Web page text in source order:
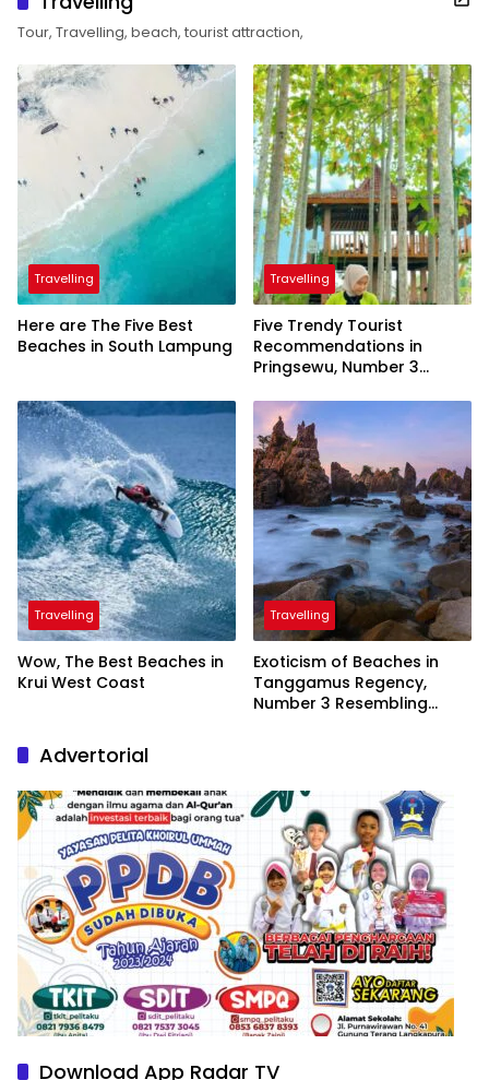
Tour, Travelling, beach, tourist attraction,
Travelling
Here are The Five Best
Beaches in South Lampung
Travelling
Five Trendy Tourist
Recommendations in
Pringsewu, Number 3
President
Travelling
Wow, The Best Beaches in
Krui West Coast
Travelling
Exoticism of Beaches in
Tanggamus Regency,
Number 3 Resembling
Advertorial
Download App Radar TV